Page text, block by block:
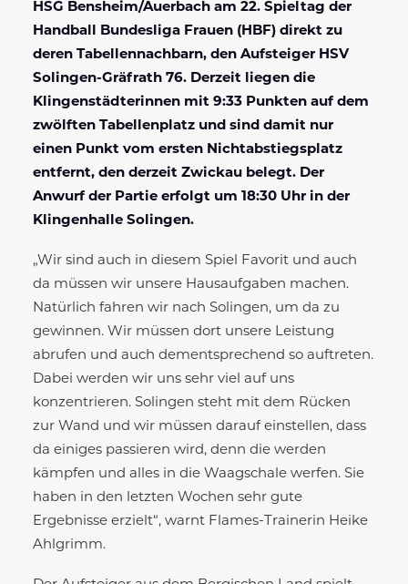
HSG Bensheim/Auerbach am 22. Spieltag der
Handball Bundesliga Frauen (HBF) direkt zu
deren Tabellennachbarn, den Aufsteiger HSV
Solingen-Gräfrath 76. Derzeit liegen die
Klingenstädterinnen mit 9:33 Punkten auf dem
zwölften Tabellenplatz und sind damit nur
einen Punkt vom ersten Nichtabstiegsplatz
entfernt, den derzeit Zwickau belegt. Der
Anwurf der Partie erfolgt um 18:30 Uhr in der
Klingenhalle Solingen.
„Wir sind auch in diesem Spiel Favorit und auch
da müssen wir unsere Hausaufgaben machen.
Natürlich fahren wir nach Solingen, um da zu
gewinnen. Wir müssen dort unsere Leistung
abrufen und auch dementsprechend so auftreten.
Dabei werden wir uns sehr viel auf uns
konzentrieren. Solingen steht mit dem Rücken
zur Wand und wir müssen darauf einstellen, dass
da einiges passieren wird, denn die werden
kämpfen und alles in die Waagschale werfen. Sie
haben in den letzten Wochen sehr gute
Ergebnisse erzielt“, warnt Flames-Trainerin Heike
Ahlgrimm.